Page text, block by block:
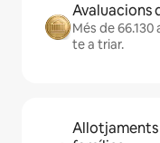
Avaluacions
Més de
te a triar.
Allotjaments